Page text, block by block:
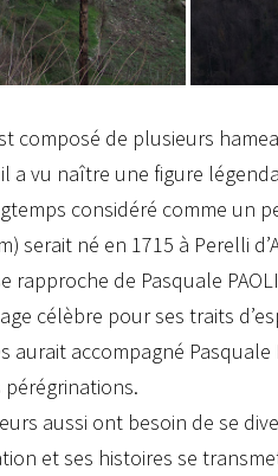
composé de plusieurs
a vu naître une figure
considéré comme un
serait né en 1715 à Perelli
rapproche de Pasquale
célèbre pour ses traits
aurait accompagné
pérégrinations.
aussi ont besoin de se
et ses histoires se